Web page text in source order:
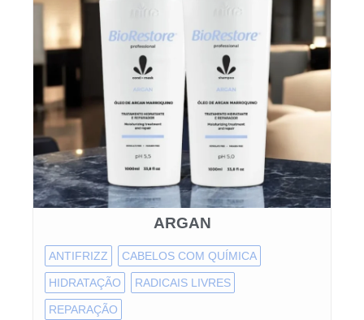
ARGAN
ANTIFRIZZ CABELOS COM QUÍMICA
HIDRATAÇÃO RADICAIS LIVRES
REPARAÇÃO